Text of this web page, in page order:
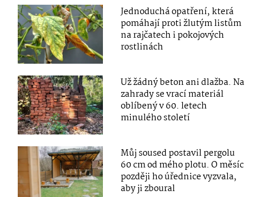
Jednoduchá opatření, která
pomáhají proti žlutým listům
na rajčatech i pokojových
rostlinách
Už žádný beton ani dlažba. Na
zahrady se vrací materiál
oblíbený v 60. letech
minulého století
Můj soused postavil pergolu
60 cm od mého plotu. O měsíc
později ho úřednice vyzvala,
aby ji zboural